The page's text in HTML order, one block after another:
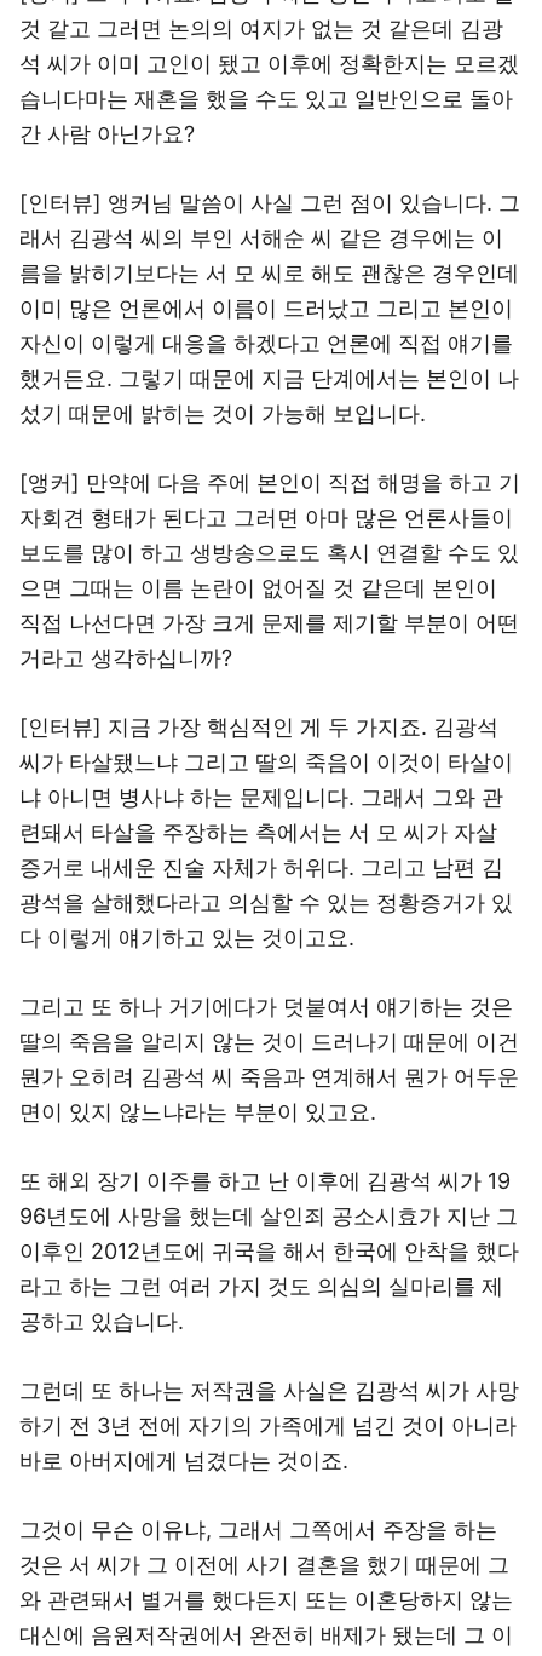
것 같고 그러면 논의의 여지가 없는 것 같은데 김광
석 씨가 이미 고인이 됐고 이후에 정확한지는 모르겠
습니다마는 재혼을 했을 수도 있고 일반인으로 돌아
간 사람 아닌가요?
[인터뷰] 앵커님 말씀이 사실 그런 점이 있습니다. 그
래서 김광석 씨의 부인 서해순 씨 같은 경우에는 이
름을 밝히기보다는 서 모 씨로 해도 괜찮은 경우인데
이미 많은 언론에서 이름이 드러났고 그리고 본인이
자신이 이렇게 대응을 하겠다고 언론에 직접 얘기를
했거든요. 그렇기 때문에 지금 단계에서는 본인이 나
섰기 때문에 밝히는 것이 가능해 보입니다.
[앵커] 만약에 다음 주에 본인이 직접 해명을 하고 기
자회견 형태가 된다고 그러면 아마 많은 언론사들이
보도를 많이 하고 생방송으로도 혹시 연결할 수도 있
으면 그때는 이름 논란이 없어질 것 같은데 본인이
직접 나선다면 가장 크게 문제를 제기할 부분이 어떤
거라고 생각하십니까?
[인터뷰] 지금 가장 핵심적인 게 두 가지죠. 김광석
씨가 타살됐느냐 그리고 딸의 죽음이 이것이 타살이
냐 아니면 병사냐 하는 문제입니다. 그래서 그와 관
련돼서 타살을 주장하는 측에서는 서 모 씨가 자살
증거로 내세운 진술 자체가 허위다. 그리고 남편 김
광석을 살해했다라고 의심할 수 있는 정황증거가 있
다 이렇게 얘기하고 있는 것이고요.
그리고 또 하나 거기에다가 덧붙여서 얘기하는 것은
딸의 죽음을 알리지 않는 것이 드러나기 때문에 이건
뭔가 오히려 김광석 씨 죽음과 연계해서 뭔가 어두운
면이 있지 않느냐라는 부분이 있고요.
또 해외 장기 이주를 하고 난 이후에 김광석 씨가 19
96년도에 사망을 했는데 살인죄 공소시효가 지난 그
이후인 2012년도에 귀국을 해서 한국에 안착을 했다
라고 하는 그런 여러 가지 것도 의심의 실마리를 제
공하고 있습니다.
그런데 또 하나는 저작권을 사실은 김광석 씨가 사망
하기 전 3년 전에 자기의 가족에게 넘긴 것이 아니라
바로 아버지에게 넘겼다는 것이죠.
그것이 무슨 이유냐, 그래서 그쪽에서 주장을 하는
것은 서 씨가 그 이전에 사기 결혼을 했기 때문에 그
와 관련돼서 별거를 했다든지 또는 이혼당하지 않는
대신에 음원저작권에서 완전히 배제가 됐는데 그 이